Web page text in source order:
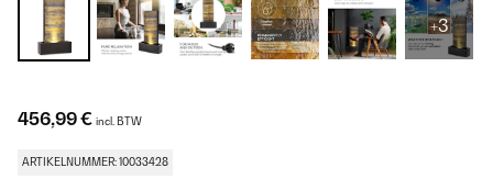
+3
456,99 € incl. BTW
ARTIKELNUMMER: 10033428